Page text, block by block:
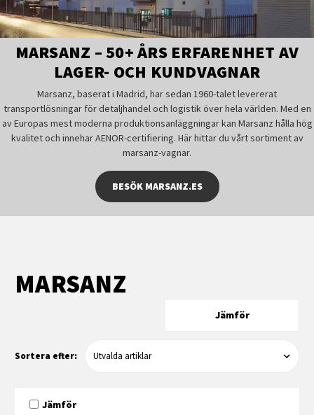
MARSANZ – 50+ ÅRS ERFARENHET AV
LAGER- OCH KUNDVAGNAR
Marsanz, baserat i Madrid, har sedan 1960-talet levererat
transportlösningar för detaljhandel och logistik över hela världen. Med en
av Europas mest moderna produktionsanläggningar kan Marsanz hålla hög
kvalitet och innehar AENOR-certifiering. Här hittar du vårt sortiment av
marsanz-vagnar.
BESÖK MARSANZ.ES
MARSANZ
Jämför
Sortera efter:
Jämför